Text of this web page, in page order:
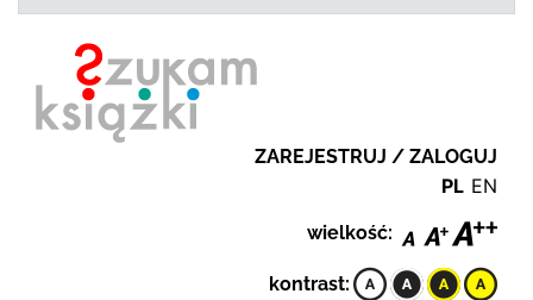
ZAREJESTRUJ / ZALOGUJ
PL EN
wielkość:
kontrast: